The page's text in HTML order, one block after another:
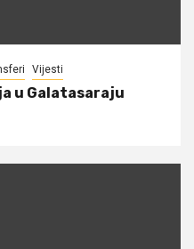
Vijesti
u Galatasaraju